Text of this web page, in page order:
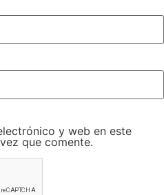
y web en este
que comente.